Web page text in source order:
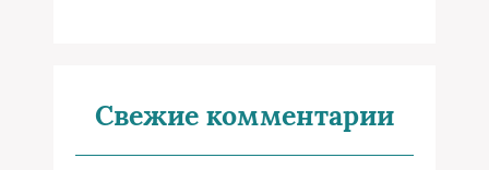
Свежие комментарии